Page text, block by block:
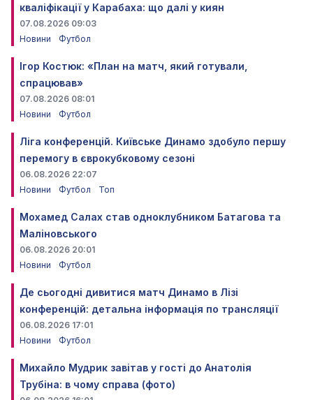
кваліфікації у Карабаха: що далі у киян
07.08.2026 09:03
Новини
Футбол
Ігор Костюк: «План на матч, який готували,
спрацював»
07.08.2026 08:01
Новини
Футбол
Ліга конференцій. Київське Динамо здобуло першу
перемогу в єврокубковому сезоні
06.08.2026 22:07
Новини
Футбол Топ
Мохамед Салах став одноклубником Батагова та
Маліновського
06.08.2026 20:01
Новини
Футбол
Де сьогодні дивитися матч Динамо в Лізі
конференцій: детальна інформація по трансляції
06.08.2026 17:01
Новини
Футбол
Михайло Мудрик завітав у гості до Анатолія
Трубіна: в чому справа (фото)